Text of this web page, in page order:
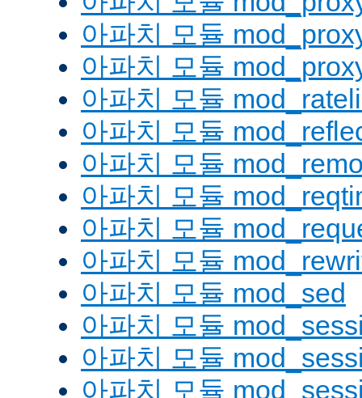
아파치 모듈
아파치 모듈
아파치 모듈
아파치 모듈
아파치 모듈
아파치 모듈
아파치 모듈
아파치 모듈
아파치 모듈 mod_sed
아파치 모듈
아파치 모듈
아파치 모듈